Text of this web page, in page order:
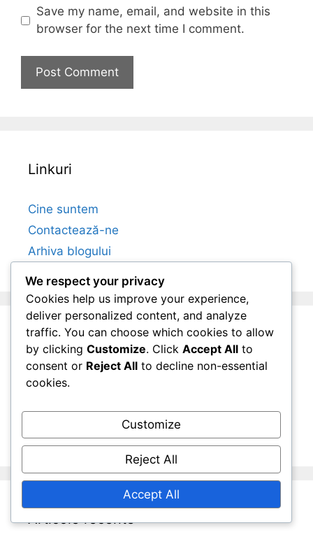
Save my name, email, and website in this
browser for the next time I comment.
Linkuri
Cine suntem
Contactează-ne
Arhiva blogului
Categorii
Regulile pentru dublu la tenis pe iarbă
Sistemul de punctaj pentru tenis pe iarbă
Articole recente
We respect your privacy
Cookies help us improve your experience,
deliver personalized content, and analyze
traffic. You can choose which cookies to allow
by clicking Customize. Click Accept All to
consent or Reject All to decline non-essential
cookies.
Customize
Reject All
Accept All